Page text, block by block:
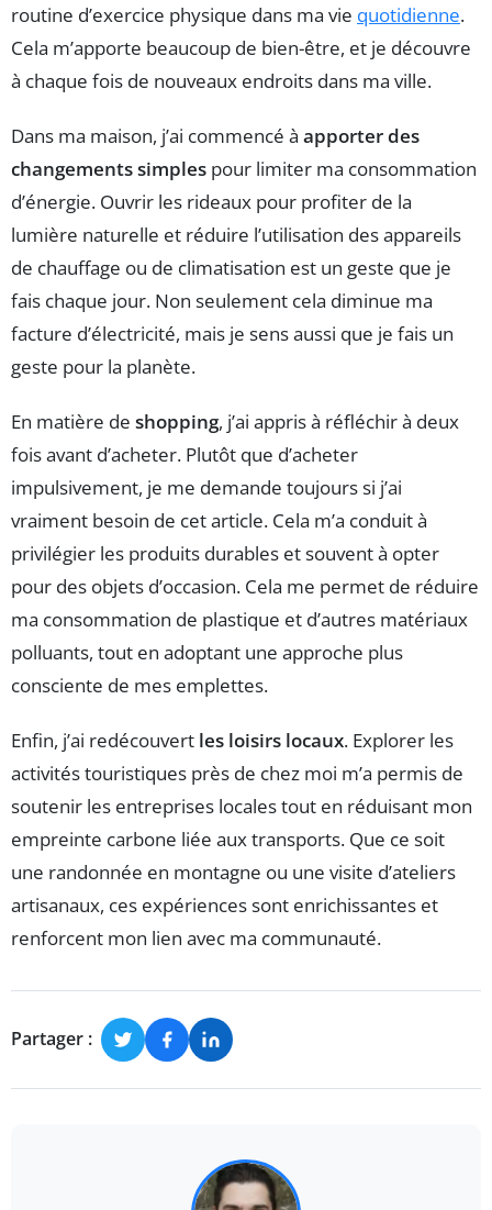
routine d’exercice physique dans ma vie quotidienne.
Cela m’apporte beaucoup de bien-être, et je découvre
à chaque fois de nouveaux endroits dans ma ville.
Dans ma maison, j’ai commencé à apporter des
changements simples pour limiter ma consommation
d’énergie. Ouvrir les rideaux pour profiter de la
lumière naturelle et réduire l’utilisation des appareils
de chauffage ou de climatisation est un geste que je
fais chaque jour. Non seulement cela diminue ma
facture d’électricité, mais je sens aussi que je fais un
geste pour la planète.
En matière de shopping, j’ai appris à réfléchir à deux
fois avant d’acheter. Plutôt que d’acheter
impulsivement, je me demande toujours si j’ai
vraiment besoin de cet article. Cela m’a conduit à
privilégier les produits durables et souvent à opter
pour des objets d’occasion. Cela me permet de réduire
ma consommation de plastique et d’autres matériaux
polluants, tout en adoptant une approche plus
consciente de mes emplettes.
Enfin, j’ai redécouvert les loisirs locaux. Explorer les
activités touristiques près de chez moi m’a permis de
soutenir les entreprises locales tout en réduisant mon
empreinte carbone liée aux transports. Que ce soit
une randonnée en montagne ou une visite d’ateliers
artisanaux, ces expériences sont enrichissantes et
renforcent mon lien avec ma communauté.
Partager :